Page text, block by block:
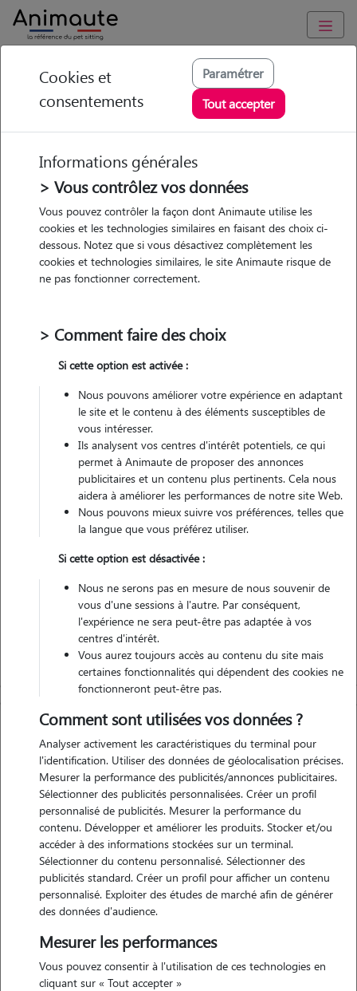
Animaute Ile-de-France Versailles
Ana - Petsitter à
VERSAILLES
5/5 (1 avis)
• 45 ans
chez le Pet Sitter
Pas d'animaux Appartement
Non véhiculé
Gardes réalisées
Contacter
L'envoi d'une demande est sans engagement
Motivation
amoureuse des animaux depuis toujours, j'ai un vrai plaisir à
m'occuper des chiens et à passer du temps avec eux. leur bien-être
est très important pour moi, que ce soit pour les promenades, les
moments de jeu ou simplement leur tenir compagnie. je suis
que chaque chien se sente en sécurité, à l'aise et entouré d'affection,
Cookies et
consentements
Paramétrer
Tout accepter
Informations générales
> Vous contrôlez vos données
Vous pouvez contrôler la façon dont Animaute utilise les
cookies et les technologies similaires en faisant des choix ci-
dessous. Notez que si vous désactivez complètement les
cookies et technologies similaires, le site Animaute risque de
ne pas fonctionner correctement.
> Comment faire des choix
Si cette option est activée :
Nous pouvons améliorer votre expérience en adaptant
le site et le contenu à des éléments susceptibles de
vous intéresser.
Ils analysent vos centres d'intérêt potentiels, ce qui
permet à Animaute de proposer des annonces
publicitaires et un contenu plus pertinents. Cela nous
aidera à améliorer les performances de notre site Web.
Nous pouvons mieux suivre vos préférences, telles que
la langue que vous préférez utiliser.
Si cette option est désactivée :
Nous ne serons pas en mesure de nous souvenir de
vous d'une sessions à l'autre. Par conséquent,
l'expérience ne sera peut-être pas adaptée à vos
centres d'intérêt.
Vous aurez toujours accès au contenu du site mais
certaines fonctionnalités qui dépendent des cookies ne
fonctionneront peut-être pas.
Comment sont utilisées vos données ?
Analyser activement les caractéristiques du terminal pour
l'identification. Utiliser des données de géolocalisation précises.
Mesurer la performance des publicités/annonces publicitaires.
Sélectionner des publicités personnalisées. Créer un profil
personnalisé de publicités. Mesurer la performance du
contenu. Développer et améliorer les produits. Stocker et/ou
accéder à des informations stockées sur un terminal.
Sélectionner du contenu personnalisé. Sélectionner des
publicités standard. Créer un profil pour afficher un contenu
personnalisé. Exploiter des études de marché afin de générer
des données d'audience.
Mesurer les performances
Vous pouvez consentir à l'utilisation de ces technologies en
cliquant sur « Tout accepter »